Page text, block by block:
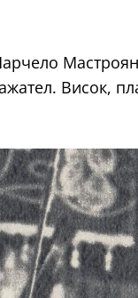
Висок,